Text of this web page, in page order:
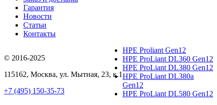
Гарантия
Новости
Статьи
Контакты
© 2016-2025
115162, Москва, ул. Мытная, 23, к.1
+7 (495) 150-35-73
HPE Proliant Gen12
HPE ProLiant DL360 Gen12
HPE ProLiant DL380 Gen12
HPE ProLiant DL380a
Gen12
HPE ProLiant DL580 Gen12